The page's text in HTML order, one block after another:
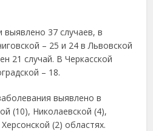
выявлено 37 случаев, в
– 25 и 24 в Львовской
21 случай. В Черкасской
– 18.
выявлено в
(10), Николаевской (4),
(2) областях.